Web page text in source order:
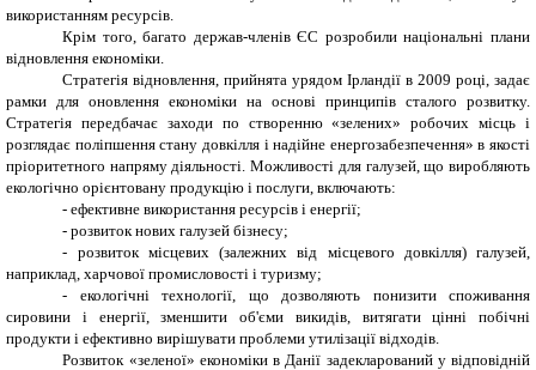
використанням ресурсів.
Крім того, багато держав-членів ЄС розробили національні плани
відновлення економіки.
Стратегія відновлення, прийнята урядом Ірландії в 2009 році, задає
рамки для оновлення економіки на основі принципів сталого розвитку.
Стратегія передбачає заходи по створенню «зелених» робочих місць і
розглядає поліпшення стану довкілля і надійне енергозабезпечення» в якості
пріоритетного напряму діяльності. Можливості для галузей, що виробляють
екологічно орієнтовану продукцію і послуги, включають:
- ефективне використання ресурсів і енергії;
- розвиток нових галузей бізнесу;
- розвиток місцевих (залежних від місцевого довкілля) галузей,
наприклад, харчової промисловості і туризму;
-
екологічні технології, що дозволяють понизити споживання
сировини і енергії, зменшити об'єми викидів, витягати цінні побічні
продукти і ефективно вирішувати проблеми утилізації відходів.
Розвиток «зеленої» економіки в Данії задекларований у відповідній